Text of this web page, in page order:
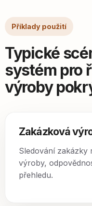
Příklady použití
Typické
systém pro
výroby
Zakázková
Sledování zakázky
výroby,
přehledu.